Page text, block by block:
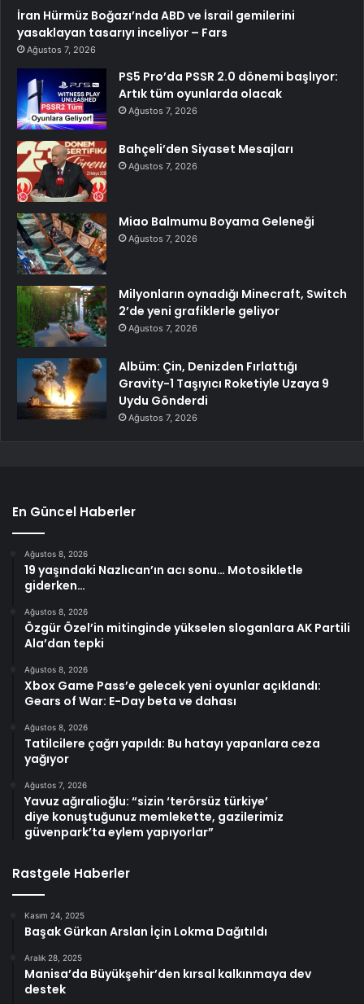
İran Hürmüz Boğazı’nda ABD ve İsrail gemilerini
yasaklayan tasarıyı inceliyor – Fars
Ağustos 7, 2026
PS5 Pro’da PSSR 2.0 dönemi başlıyor:
Artık tüm oyunlarda olacak
Ağustos 7, 2026
Bahçeli’den Siyaset Mesajları
Ağustos 7, 2026
Miao Balmumu Boyama Geleneği
Ağustos 7, 2026
Milyonların oynadığı Minecraft, Switch
2’de yeni grafiklerle geliyor
Ağustos 7, 2026
Albüm: Çin, Denizden Fırlattığı
Gravity-1 Taşıyıcı Roketiyle Uzaya 9
Uydu Gönderdi
Ağustos 7, 2026
En Güncel Haberler
Ağustos 8, 2026
19 yaşındaki Nazlıcan’ın acı sonu… Motosikletle
giderken…
Ağustos 8, 2026
Özgür Özel’in mitinginde yükselen sloganlara AK Partili
Ala’dan tepki
Ağustos 8, 2026
Xbox Game Pass’e gelecek yeni oyunlar açıklandı:
Gears of War: E-Day beta ve dahası
Ağustos 8, 2026
Tatilcilere çağrı yapıldı: Bu hatayı yapanlara ceza
yağıyor
Ağustos 7, 2026
Yavuz ağıralioğlu: “sizin ‘terörsüz türkiye’
diye konuştuğunuz memlekette, gazilerimiz
güvenpark’ta eylem yapıyorlar”
Rastgele Haberler
Kasım 24, 2025
Başak Gürkan Arslan İçin Lokma Dağıtıldı
Aralık 28, 2025
Manisa’da Büyükşehir’den kırsal kalkınmaya dev
destek